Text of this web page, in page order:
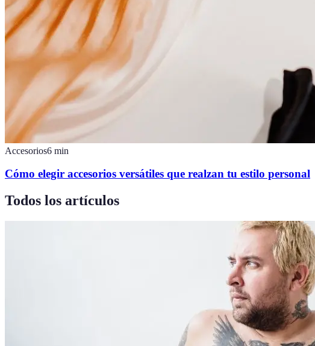
Accesorios6 min
Cómo elegir accesorios versátiles que realzan tu estilo personal
Todos los artículos